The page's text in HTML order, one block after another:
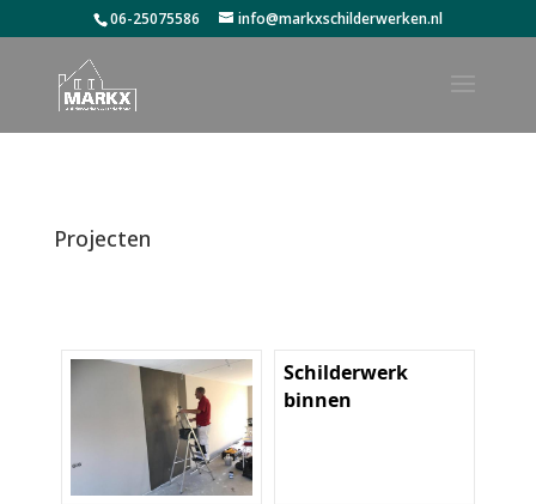
06-25075586 info@markxschilderwerken.nl
Projecten
Schilderwerk
binnen